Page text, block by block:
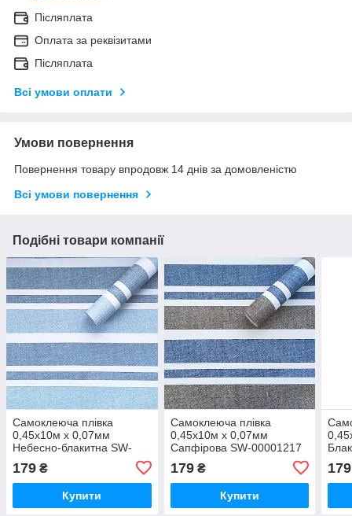
Післяплата
Оплата за реквізитами
Післяплата
Всі умови оплати
Умови повернення
Повернення товару впродовж 14 днів за домовленістю
Всі умови повернення
Подібні товари компанії
Самоклеюча плівка
0,45х10м х 0,07мм
Небесно-блакитна SW-
179 ₴
Купити
Самоклеюча плівка
0,45х10м х 0,07мм
Сапфірова SW-00001217
179₴
Купити
179